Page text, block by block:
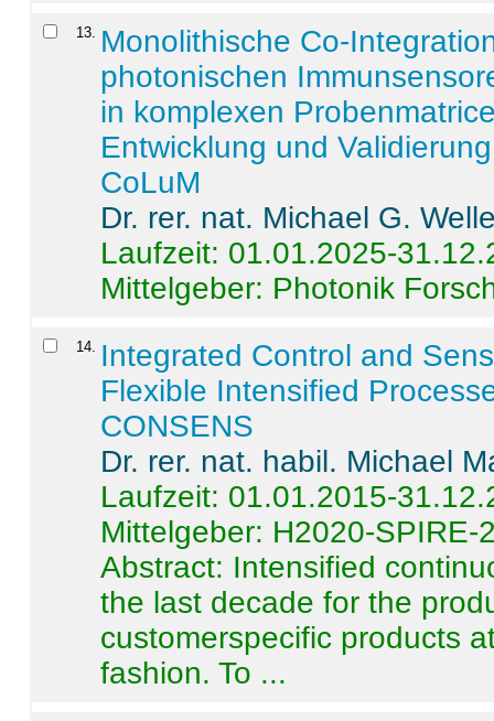
13
Monolithische Co-
photonischen
in komplexen
Entwicklung und
CoLuM
Dr. rer. nat. Michael G.
Laufzeit: 01.01.2025-
Mittelgeber: Photonik
14
Integrated Control and
Flexible Intensified
CONSENS
Dr. rer. nat. habil. Michael
Laufzeit: 01.01.2015-
Mittelgeber: H2020-SPIRE-
Abstract: Intensified
the last decade for the
customerspecific products
fashion. To ...